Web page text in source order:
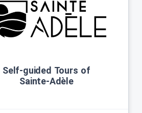
Self‑guided Tours of
Sainte‑Adèle